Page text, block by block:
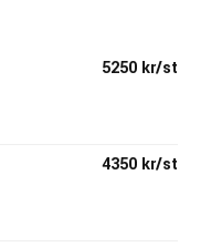
kylning
LED-indikatorer för
5250 kr/st
4350 kr/st